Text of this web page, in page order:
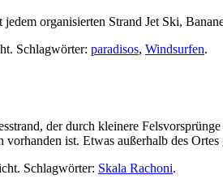
jedem organisierten Strand Jet Ski,
Schlagwörter: paradisos, Windsurfen.
der durch kleinere
ist. Etwas außerhalb des
Schlagwörter: Skala Rachoni.